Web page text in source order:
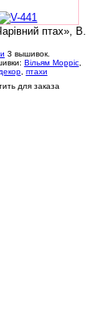
птах», В.
3 вышивок.
Вільям Морріс,
, птахи
для заказа